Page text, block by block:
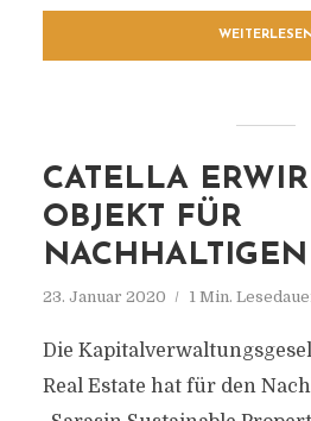
WEITERLESEN
CATELLA
OBJEKT FÜR
23. Januar 2020 1 Min.
Die
Real Estate hat für den